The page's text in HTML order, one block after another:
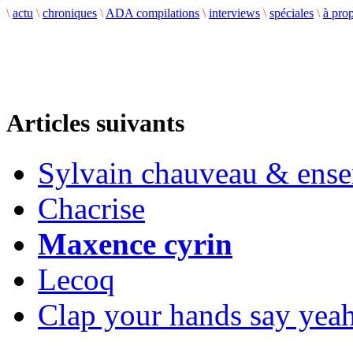
\ actu \ chroniques \ ADA compilations \ interviews \ spéciales \ à
Articles suivants
Sylvain chauveau &
Chacrise
Maxence cyrin
Lecoq
Clap your hands say